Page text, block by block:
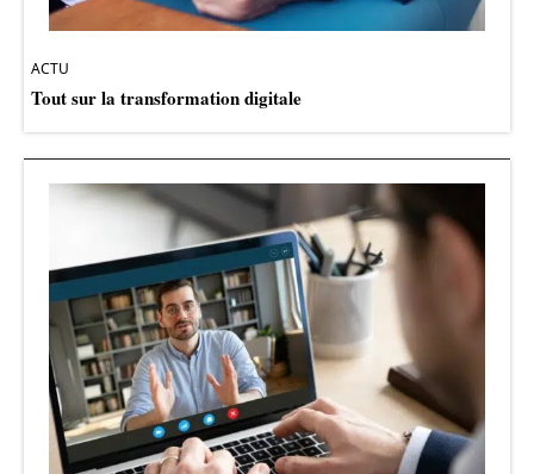
ACTU
Tout sur la transformation digitale